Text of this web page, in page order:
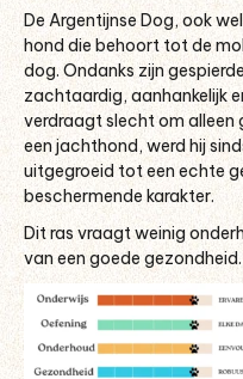
De Argentijnse Dog, ook
hond die behoort tot de
dog. Ondanks zijn
zachtaardig, aanhankelijk
verdraagt slecht om alleen
een jachthond, werd hij
uitgegroeid tot een echte
beschermende karakter.
Dit ras vraagt weinig
van een goede gezondheid.